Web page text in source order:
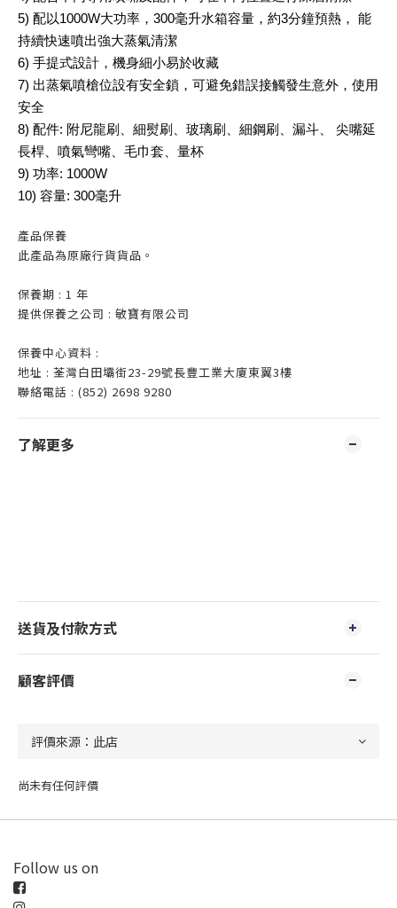
5) 配以1000W大功率，300毫升水箱容量，約3分鐘預熱， 能
持續快速噴出強大蒸氣清潔
6) 手提式設計，機身細小易於收藏
7) 出蒸氣噴槍位設有安全鎖，可避免錯誤接觸發生意外，使用
安全
8) 配件: 附尼龍刷、細熨刷、玻璃刷、細鋼刷、漏斗、 尖嘴延
長桿、噴氣彎嘴、毛巾套、量杯
9) 功率: 1000W
10) 容量: 300毫升
產品保養
此產品為原廠行貨貨品。
保養期 : 1 年
提供保養之公司 : 敏寶有限公司
保養中心資料 :
地址 : 荃灣白田壩街23-29號長豐工業大廈東翼3樓
聯絡電話 : (852) 2698 9280
了解更多
送貨及付款方式
顧客評價
尚未有任何評價
Follow us on